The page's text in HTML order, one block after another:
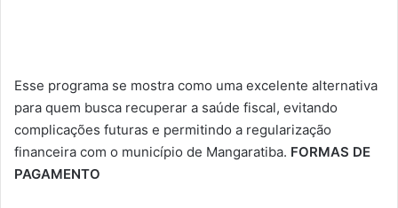
Esse programa se mostra como uma excelente alternativa
para quem busca recuperar a saúde fiscal, evitando
complicações futuras e permitindo a regularização
financeira com o município de Mangaratiba. FORMAS DE
PAGAMENTO